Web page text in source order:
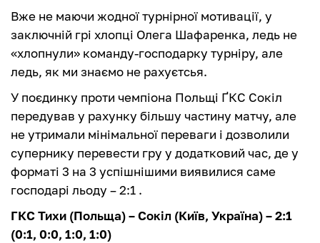
Вже не маючи жодної турнірної мотивації, у
заключній грі хлопці Олега Шафаренка, ледь не
«хлопнули» команду-господарку турніру, але
ледь, як ми знаємо не рахуєтсья.
У поєдинку проти чемпіона Польщі ҐКС Сокіл
передував у рахунку більшу частину матчу, але
не утримали мінімальної переваги і дозволили
супернику перевести гру у додатковий час, де у
форматі 3 на 3 успішнішими виявилися саме
господарі льоду – 2:1 .
ГКС Тихи (Польща) – Сокіл (Київ, Україна) – 2:1
(0:1, 0:0, 1:0, 1:0)